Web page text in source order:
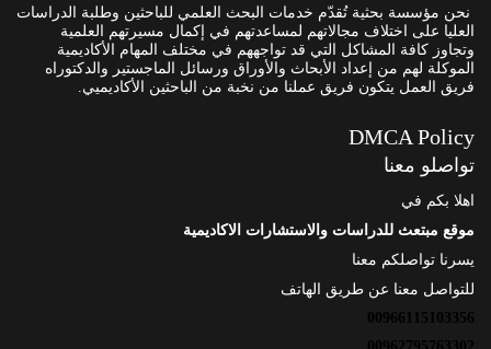
نحن مؤسسة بحثية تُقدّم خدمات البحث العلمي للباحثين وطلبة الدراسات
العليا على اختلاف مجالاتهم لمساعدتهم في إكمال مسيرتهم العلمية
وتجاوز كافة المشاكل التي قد تواجههم في مختلف المهام الأكاديمية
الموكلة لهم من إعداد الأبحاث والأوراق ورسائل الماجستير والدكتوراه
فريق العمل يتكون فريق عملنا من نخبة من الباحثين الأكاديميي.
DMCA Policy
تواصلو معنا
اهلا بكم في
موقع مبتعث للدراسات والاستشارات الاكاديمية
يسرنا تواصلكم معنا
للتواصل معنا عن طريق الهاتف
00966115103356